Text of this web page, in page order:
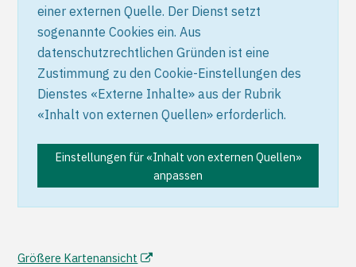
einer externen Quelle. Der Dienst setzt
sogenannte Cookies ein. Aus
datenschutzrechtlichen Gründen ist eine
Zustimmung zu den Cookie-Einstellungen des
Dienstes «Externe Inhalte» aus der Rubrik
«Inhalt von externen Quellen» erforderlich.
Einstellungen für «Inhalt von externen Quellen»
anpassen
Größere Kartenansicht